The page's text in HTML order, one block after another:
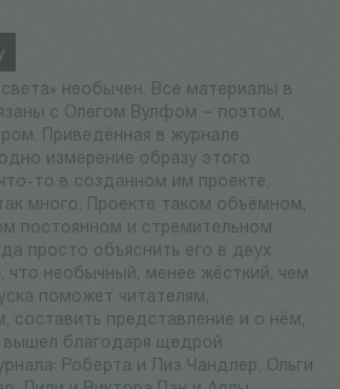
необычен. Все материалы в
с Олегом Вулфом – поэтом,
Приведённая в журнале
измерение образу этого
то в созданном им проекте,
много. Проекте таком объёмном,
постоянном и стремительном
просто объяснить его в двух
что необычный, менее жёсткий, чем
поможет читателям,
составить представление и о нём,
благодаря щедрой
Роберта и Лиз Чандлер, Ольги